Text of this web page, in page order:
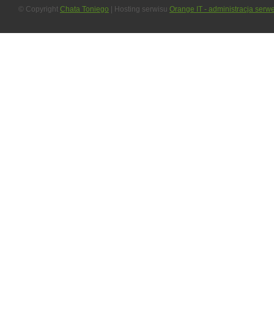
© Copyright Chata Toniego | Hosting serwisu Orange IT - administracja